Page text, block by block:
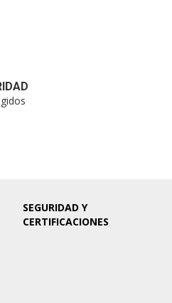
SEGURIDAD Y
CERTIFICACIONES